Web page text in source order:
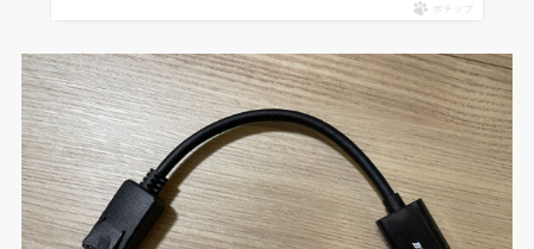
ポチップ